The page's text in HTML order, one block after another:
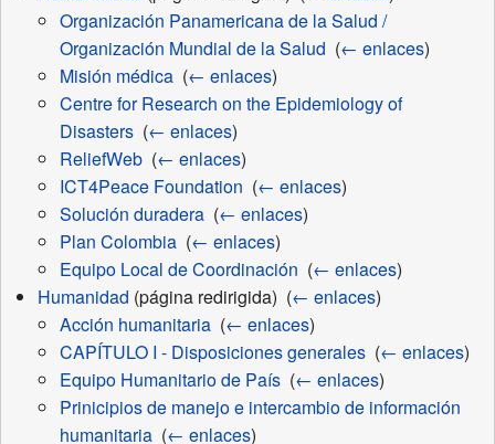
Organización Panamericana de la Salud /
Organización Mundial de la Salud (← enlaces)
Misión médica‎ (← enlaces)
Centre for Research on the Epidemiology of
Disasters‎ (← enlaces)
ReliefWeb‎ (← enlaces)
ICT4Peace Foundation (← enlaces)
Solución duradera‎ (← enlaces)
Plan Colombia‎ (← enlaces)
Equipo Local de Coordinación (← enlaces)
Humanidad (página redirigida) ‎ (← enlaces)
Acción humanitaria‎ (← enlaces)
CAPÍTULO I - Disposiciones generales‎ (← enlaces)
Equipo Humanitario de País‎ (← enlaces)
Prinicipios de manejo e intercambio de información
humanitaria‎ (← enlaces)